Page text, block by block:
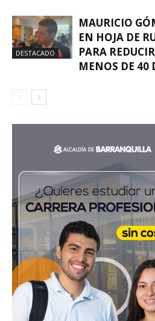
DESTACADO
MAURICIO
EN HOJA DE
PARA
MENOS DE 40